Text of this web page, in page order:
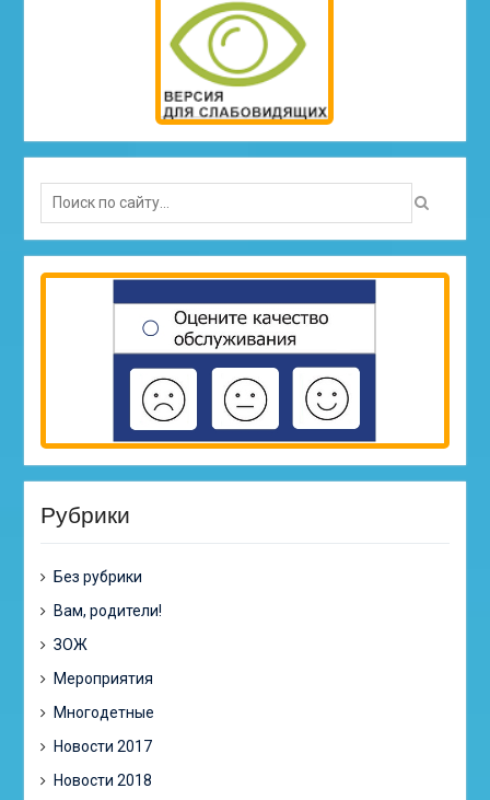
Search
for:
Рубрики
Без рубрики
Вам, родители!
ЗОЖ
Мероприятия
Многодетные
Новости 2017
Новости 2018